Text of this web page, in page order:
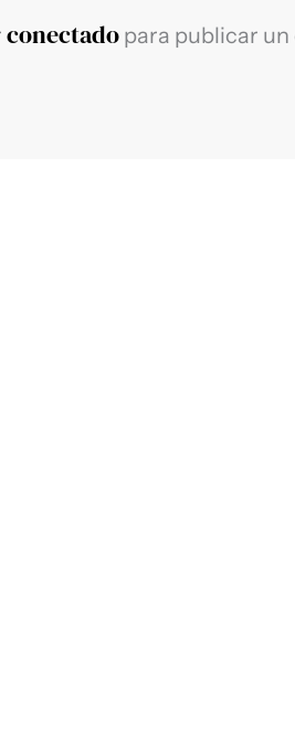
conectado para publicar